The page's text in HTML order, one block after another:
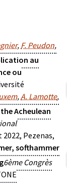
, F. Peudon,
au
ou
,A. Lamotte,
Acheulean
2022, Pezenas,
softhammer
6ème Congrès